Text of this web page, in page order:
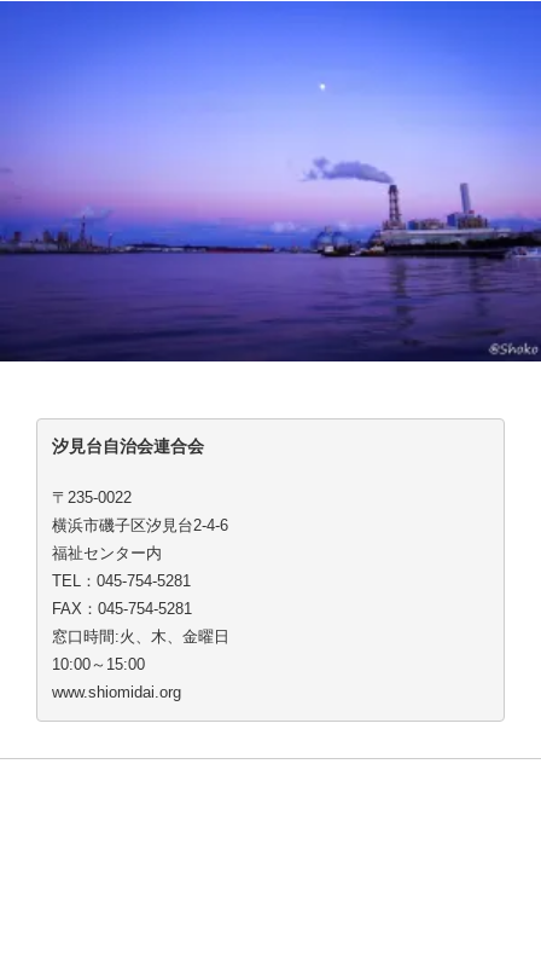
汐見台自治会連合会
〒235-0022
横浜市磯子区汐見台2-4-6
福祉センター内
TEL：045-754-5281
FAX：045-754-5281
窓口時間:火、木、金曜日
10:00～15:00
www.shiomidai.org